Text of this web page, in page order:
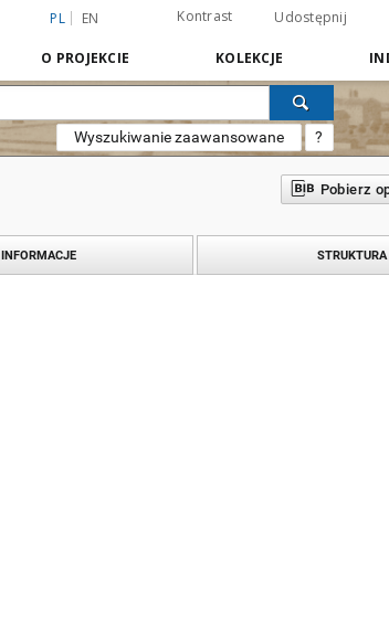
PL EN Kontrast Udostępnij
O PROJEKCIE KOLEKCJE
Wyszukiwanie zaawansowane ?
Pobierz
INFORMACJE STRUKTURA